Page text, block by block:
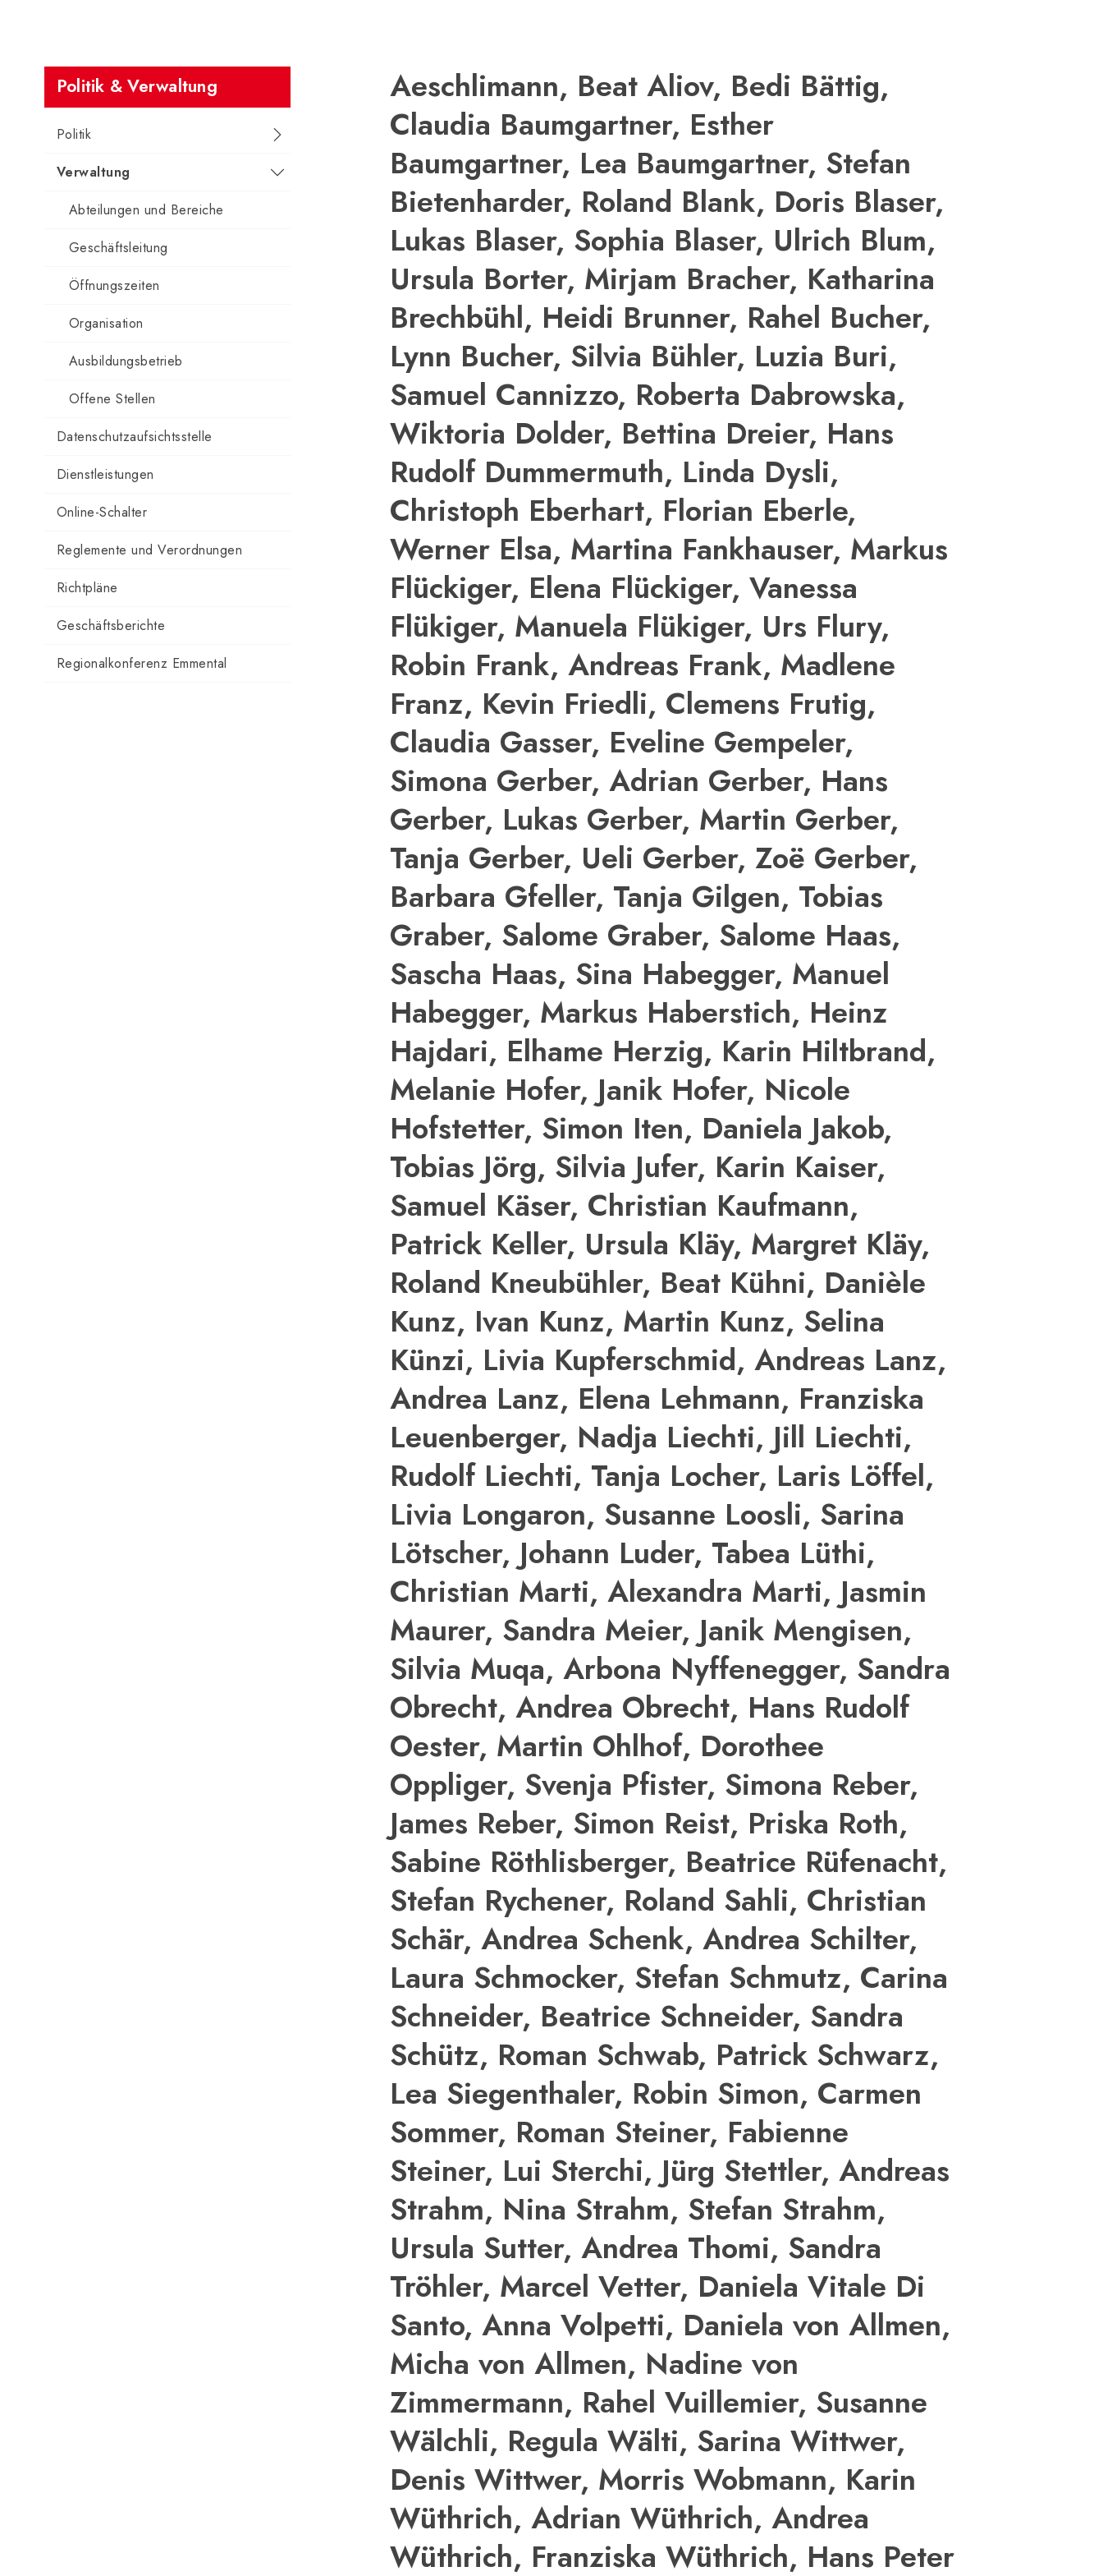
Subnavigation
Politik & Verwaltung
Politik
Verwaltung
Abteilungen und Bereiche
Geschäftsleitung
Öffnungszeiten
Organisation
Ausbildungsbetrieb
Offene Stellen
Datenschutzaufsichtsstelle
Dienstleistungen
Online-Schalter
Reglemente und Verordnungen
Richtpläne
Geschäftsberichte
Regionalkonferenz Emmental
Aeschlimann, Beat Aliov, Bedi Bättig,
Claudia Baumgartner, Esther
Baumgartner, Lea Baumgartner, Stefan
Bietenharder, Roland Blank, Doris Blaser,
Lukas Blaser, Sophia Blaser, Ulrich Blum,
Ursula Borter, Mirjam Bracher, Katharina
Brechbühl, Heidi Brunner, Rahel Bucher,
Lynn Bucher, Silvia Bühler, Luzia Buri,
Samuel Cannizzo, Roberta Dabrowska,
Wiktoria Dolder, Bettina Dreier, Hans
Rudolf Dummermuth, Linda Dysli,
Christoph Eberhart, Florian Eberle,
Werner Elsa, Martina Fankhauser, Markus
Flückiger, Elena Flückiger, Vanessa
Flükiger, Manuela Flükiger, Urs Flury,
Robin Frank, Andreas Frank, Madlene
Franz, Kevin Friedli, Clemens Frutig,
Claudia Gasser, Eveline Gempeler,
Simona Gerber, Adrian Gerber, Hans
Gerber, Lukas Gerber, Martin Gerber,
Tanja Gerber, Ueli Gerber, Zoë Gerber,
Barbara Gfeller, Tanja Gilgen, Tobias
Graber, Salome Graber, Salome Haas,
Sascha Haas, Sina Habegger, Manuel
Habegger, Markus Haberstich, Heinz
Hajdari, Elhame Herzig, Karin Hiltbrand,
Melanie Hofer, Janik Hofer, Nicole
Hofstetter, Simon Iten, Daniela Jakob,
Tobias Jörg, Silvia Jufer, Karin Kaiser,
Samuel Käser, Christian Kaufmann,
Patrick Keller, Ursula Kläy, Margret Kläy,
Roland Kneubühler, Beat Kühni, Danièle
Kunz, Ivan Kunz, Martin Kunz, Selina
Künzi, Livia Kupferschmid, Andreas Lanz,
Andrea Lanz, Elena Lehmann, Franziska
Leuenberger, Nadja Liechti, Jill Liechti,
Rudolf Liechti, Tanja Locher, Laris Löffel,
Livia Longaron, Susanne Loosli, Sarina
Lötscher, Johann Luder, Tabea Lüthi,
Christian Marti, Alexandra Marti, Jasmin
Maurer, Sandra Meier, Janik Mengisen,
Silvia Muqa, Arbona Nyffenegger, Sandra
Obrecht, Andrea Obrecht, Hans Rudolf
Oester, Martin Ohlhof, Dorothee
Oppliger, Svenja Pfister, Simona Reber,
James Reber, Simon Reist, Priska Roth,
Sabine Röthlisberger, Beatrice Rüfenacht,
Stefan Rychener, Roland Sahli, Christian
Schär, Andrea Schenk, Andrea Schilter,
Laura Schmocker, Stefan Schmutz, Carina
Schneider, Beatrice Schneider, Sandra
Schütz, Roman Schwab, Patrick Schwarz,
Lea Siegenthaler, Robin Simon, Carmen
Sommer, Roman Steiner, Fabienne
Steiner, Lui Sterchi, Jürg Stettler, Andreas
Strahm, Nina Strahm, Stefan Strahm,
Ursula Sutter, Andrea Thomi, Sandra
Tröhler, Marcel Vetter, Daniela Vitale Di
Santo, Anna Volpetti, Daniela von Allmen,
Micha von Allmen, Nadine von
Zimmermann, Rahel Vuillemier, Susanne
Wälchli, Regula Wälti, Sarina Wittwer,
Denis Wittwer, Morris Wobmann, Karin
Wüthrich, Adrian Wüthrich, Andrea
Wüthrich, Franziska Wüthrich, Hans Peter